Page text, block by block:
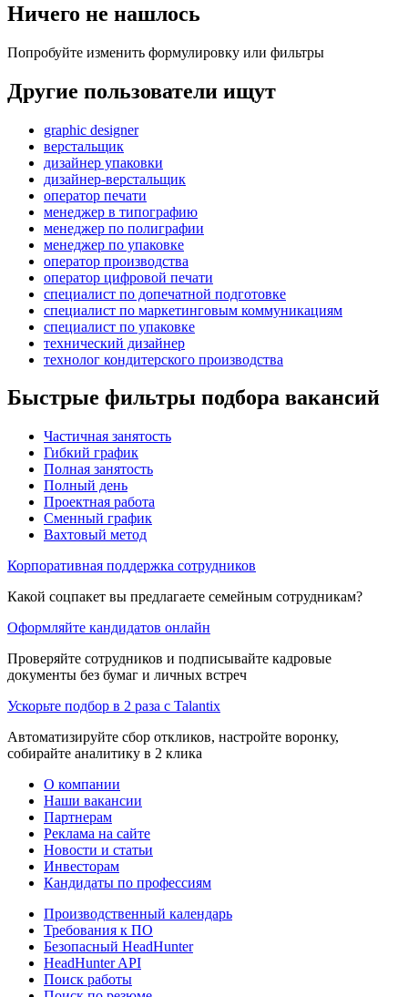
Ничего не нашлось
Попробуйте изменить формулировку или фильтры
Другие пользователи ищут
graphic designer
верстальщик
дизайнер упаковки
дизайнер-верстальщик
оператор печати
менеджер в типографию
менеджер по полиграфии
менеджер по упаковке
оператор производства
оператор цифровой печати
специалист по допечатной подготовке
специалист по маркетинговым коммуникациям
специалист по упаковке
технический дизайнер
технолог кондитерского производства
Быстрые фильтры подбора вакансий
Частичная занятость
Гибкий график
Полная занятость
Полный день
Проектная работа
Сменный график
Вахтовый метод
Корпоративная поддержка сотрудников
Какой соцпакет вы предлагаете семейным сотрудникам?
Оформляйте кандидатов онлайн
Проверяйте сотрудников и подписывайте кадровые
документы без бумаг и личных встреч
Ускорьте подбор в 2 раза с Talantix
Автоматизируйте сбор откликов, настройте воронку,
собирайте аналитику в 2 клика
О компании
Наши вакансии
Партнерам
Реклама на сайте
Новости и статьи
Инвесторам
Кандидаты по профессиям
Производственный календарь
Требования к ПО
Безопасный HeadHunter
HeadHunter API
Поиск работы